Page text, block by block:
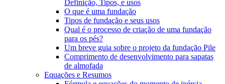
Definição, Tipos, e usos
O que é uma fundação
Tipos de fundação e seus usos
Qual é o processo de criação de uma fundação
para os pés?
Um breve guia sobre o projeto da fundação Pile
Comprimento de desenvolvimento para sapatas
de almofada
Equações e Resumos